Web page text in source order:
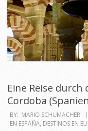
Eine Reise durch
Cordoba
2018-
08-
BY: MARIO SCHUMACHER
EN ESPAÑA, DESTINOS EN